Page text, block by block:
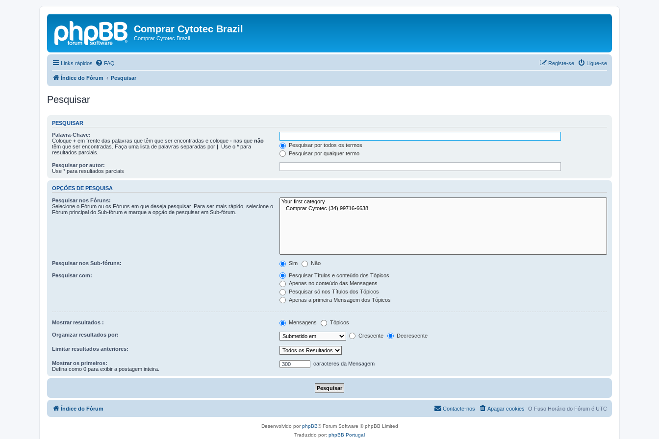
Comprar Cytotec Brazil
Comprar Cytotec Brazil
Links rápidos FAQ Ligue-se
Registe-se
Índice do Fórum Pesquisar
Pesquisar
PESQUISAR
Palavra-Chave:
Coloque + em frente das palavras que têm que ser encontradas e coloque - nas que não
têm que ser encontradas. Faça uma lista de palavras separadas por | . Use o * para
resultados parciais.
Pesquisar por todos os termos
Pesquisar por qualquer termo
Pesquisar por autor:
Use * para resultados parciais
OPÇÕES DE PESQUISA
Pesquisar nos Fóruns:
Selecione o Fórum ou os Fóruns em que deseja pesquisar. Para ser mais rápido, selecione o
Fórum principal do Sub-fórum e marque a opção de pesquisar em Sub-fórum.
Pesquisar nos Sub-fóruns: Sim Não
Pesquisar com:
Pesquisar Títulos e conteúdo dos Tópicos
Apenas no conteúdo das Mensagens
Pesquisar só nos Títulos dos Tópicos
Apenas a primeira Mensagem dos Tópicos
Mostrar resultados : Mensagens Tópicos
Organizar resultados por: Crescente Decrescente
Limitar resultados anteriores:
Mostrar os primeiros:
Defina como 0 para exibir a postagem inteira.
caracteres da Mensagem
Índice do Fórum O Fuso Horário do Fórum é UTC
Apagar cookies
Contacte-nos
Desenvolvido porphpBB® Forum Software © phpBB Limited
Traduzido por: phpBB Portugal